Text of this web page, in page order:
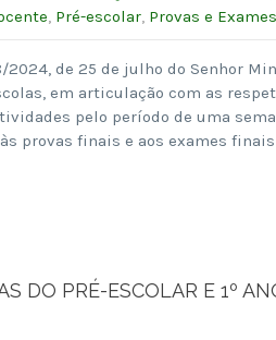
, Pré-escolar, Provas e Exames
2024, de 25 de julho do Senhor
em articulação com as
pelo período de uma
provas finais e aos exames
DO PRÉ-ESCOLAR E 1º